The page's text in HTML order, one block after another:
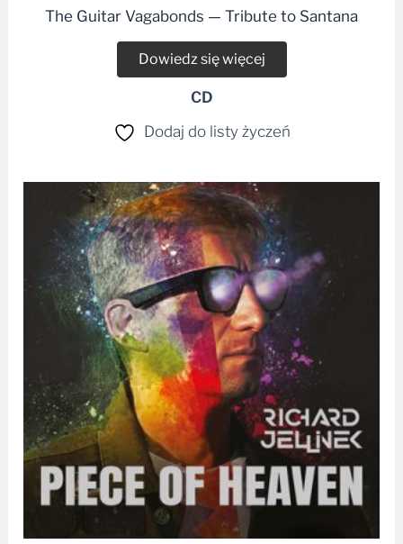
The Guitar Vagabonds — Tribute to Santana
Dowiedz się więcej
CD
Dodaj do listy życzeń